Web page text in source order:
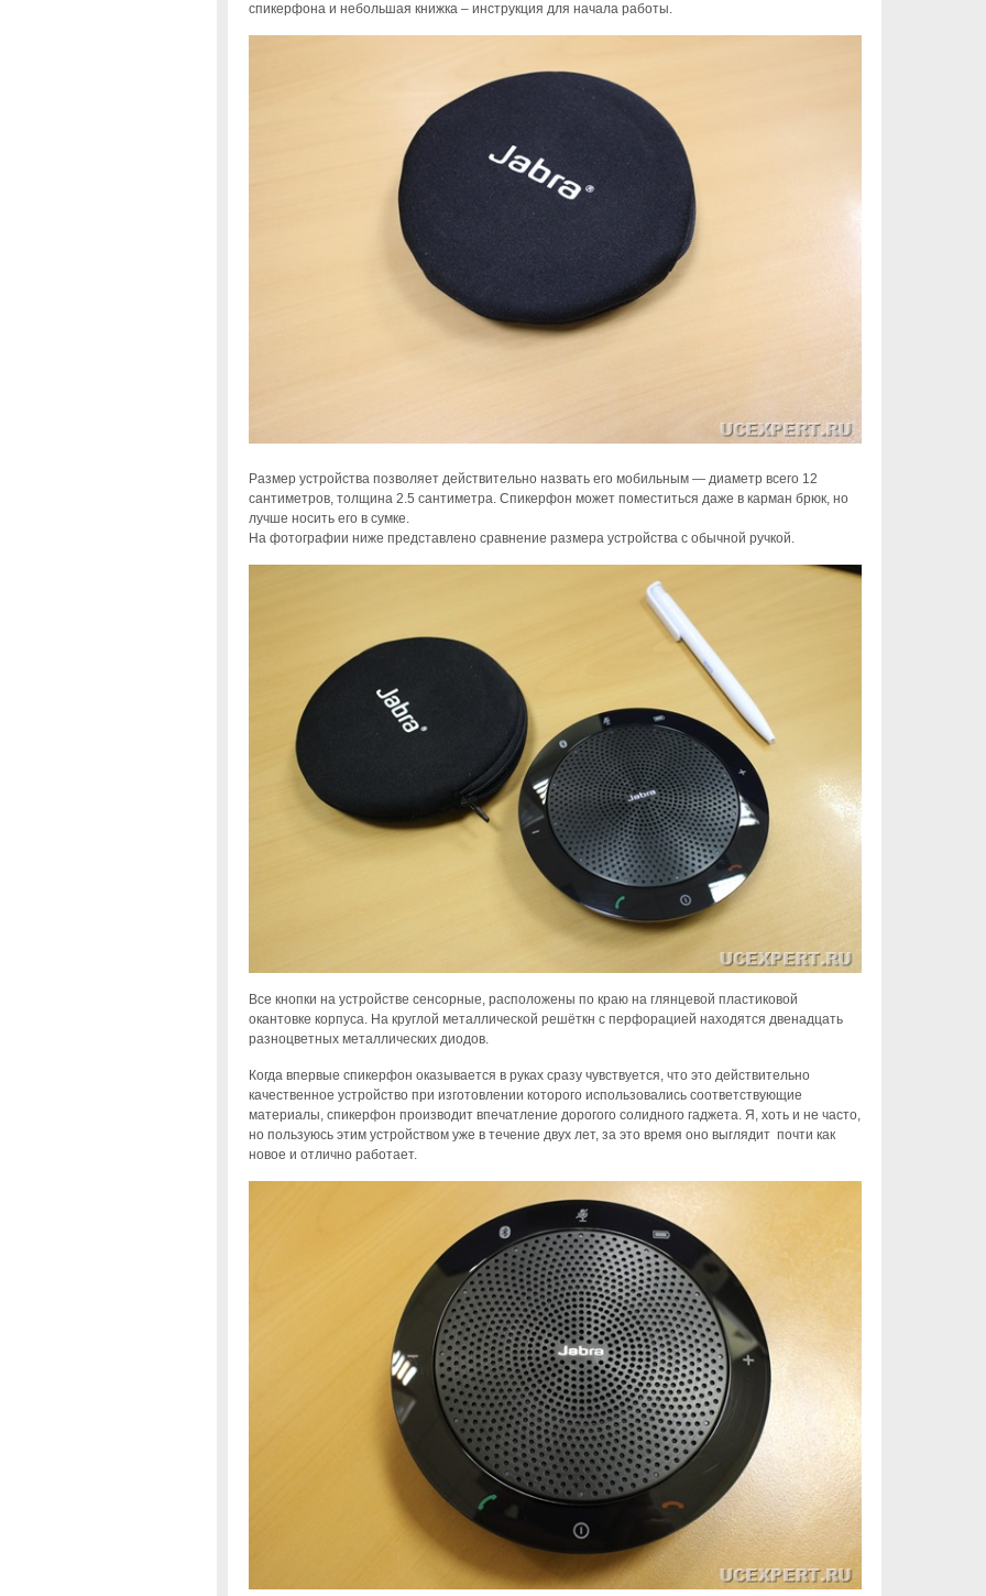
спикерфона и небольшая книжка – инструкция для начала работы.
Размер устройства позволяет действительно назвать его мобильным — диаметр всего 12
сантиметров, толщина 2.5 сантиметра. Спикерфон может поместиться даже в карман брюк, но
лучше носить его в сумке.
На фотографии ниже представлено сравнение размера устройства с обычной ручкой.
Все кнопки на устройстве сенсорные, расположены по краю на глянцевой пластиковой
окантовке корпуса. На круглой металлической решёткн с перфорацией находятся двенадцать
разноцветных металлических диодов.
Когда впервые спикерфон оказывается в руках сразу чувствуется, что это действительно
качественное устройство при изготовлении которого использовались соответствующие
материалы, спикерфон производит впечатление дорогого солидного гаджета. Я, хоть и не часто,
но пользуюсь этим устройством уже в течение двух лет, за это время оно выглядит почти как
новое и отлично работает.